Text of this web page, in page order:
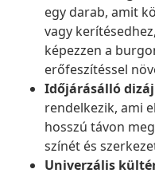
egy darab, amit
vagy
képezzen a
erőfeszítéssel
Időjárásálló
rendelkezik, ami
hosszú távon
színét és
Univerzális